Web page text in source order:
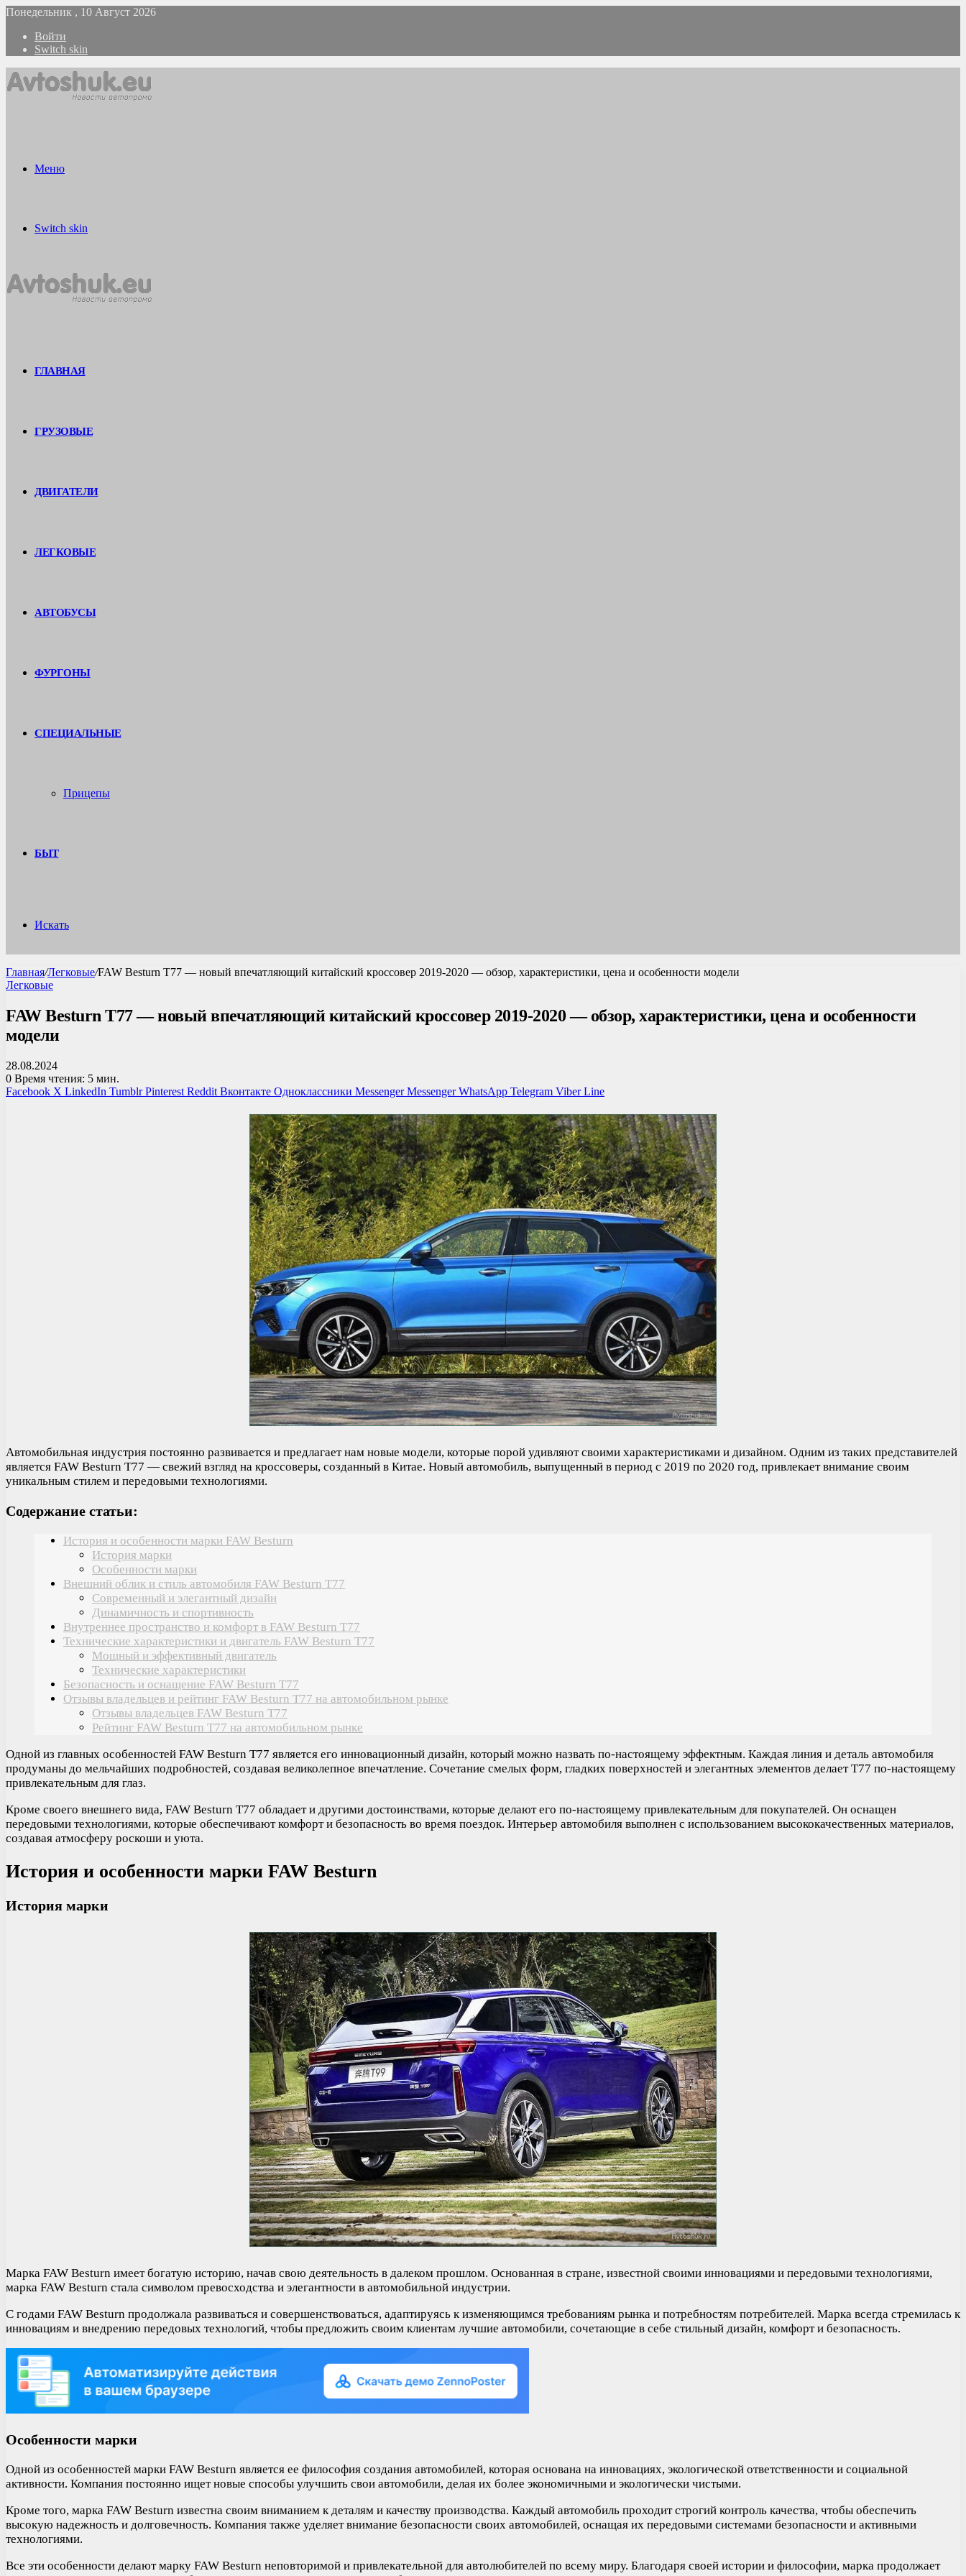
Понедельник , 10 Август 2026
Войти
Switch skin
Меню
Switch skin
ГЛАВНАЯ
ГРУЗОВЫЕ
ДВИГАТЕЛИ
ЛЕГКОВЫЕ
АВТОБУСЫ
ФУРГОНЫ
СПЕЦИАЛЬНЫЕ
Прицепы
БЫТ
Искать
Главная/Легковые/FAW Besturn T77 — новый впечатляющий китайский кроссовер 2019-2020 — обзор, характеристики, цена и особенности модели
Легковые
FAW Besturn T77 — новый впечатляющий китайский кроссовер 2019-2020 — обзор, характеристики, цена и особенности
модели
28.08.2024
0 Время чтения: 5 мин.
Facebook X LinkedIn Tumblr Pinterest Reddit Вконтакте Одноклассники Messenger Messenger WhatsApp Telegram Viber Line
Автомобильная индустрия постоянно развивается и предлагает нам новые модели, которые порой удивляют своими характеристиками и дизайном. Одним из таких представителей
является FAW Besturn T77 — свежий взгляд на кроссоверы, созданный в Китае. Новый автомобиль, выпущенный в период с 2019 по 2020 год, привлекает внимание своим
уникальным стилем и передовыми технологиями.
Содержание статьи:
История и особенности марки FAW Besturn
История марки
Особенности марки
Внешний облик и стиль автомобиля FAW Besturn T77
Современный и элегантный дизайн
Динамичность и спортивность
Внутреннее пространство и комфорт в FAW Besturn T77
Технические характеристики и двигатель FAW Besturn T77
Мощный и эффективный двигатель
Технические характеристики
Безопасность и оснащение FAW Besturn T77
Отзывы владельцев и рейтинг FAW Besturn T77 на автомобильном рынке
Отзывы владельцев FAW Besturn T77
Рейтинг FAW Besturn T77 на автомобильном рынке
Одной из главных особенностей FAW Besturn T77 является его инновационный дизайн, который можно назвать по-настоящему эффектным. Каждая линия и деталь автомобиля
продуманы до мельчайших подробностей, создавая великолепное впечатление. Сочетание смелых форм, гладких поверхностей и элегантных элементов делает T77 по-настоящему
привлекательным для глаз.
Кроме своего внешнего вида, FAW Besturn T77 обладает и другими достоинствами, которые делают его по-настоящему привлекательным для покупателей. Он оснащен
передовыми технологиями, которые обеспечивают комфорт и безопасность во время поездок. Интерьер автомобиля выполнен с использованием высококачественных материалов,
создавая атмосферу роскоши и уюта.
История и особенности марки FAW Besturn
История марки
Марка FAW Besturn имеет богатую историю, начав свою деятельность в далеком прошлом. Основанная в стране, известной своими инновациями и передовыми технологиями,
марка FAW Besturn стала символом превосходства и элегантности в автомобильной индустрии.
С годами FAW Besturn продолжала развиваться и совершенствоваться, адаптируясь к изменяющимся требованиям рынка и потребностям потребителей. Марка всегда стремилась к
инновациям и внедрению передовых технологий, чтобы предложить своим клиентам лучшие автомобили, сочетающие в себе стильный дизайн, комфорт и безопасность.
Особенности марки
Одной из особенностей марки FAW Besturn является ее философия создания автомобилей, которая основана на инновациях, экологической ответственности и социальной
активности. Компания постоянно ищет новые способы улучшить свои автомобили, делая их более экономичными и экологически чистыми.
Кроме того, марка FAW Besturn известна своим вниманием к деталям и качеству производства. Каждый автомобиль проходит строгий контроль качества, чтобы обеспечить
высокую надежность и долговечность. Компания также уделяет внимание безопасности своих автомобилей, оснащая их передовыми системами безопасности и активными
технологиями.
Все эти особенности делают марку FAW Besturn неповторимой и привлекательной для автолюбителей по всему миру. Благодаря своей истории и философии, марка продолжает